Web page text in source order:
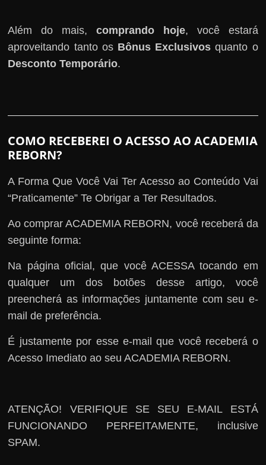
Além do mais, comprando hoje, você estará
aproveitando tanto os Bônus Exclusivos quanto o
Desconto Temporário.
COMO RECEBEREI O ACESSO AO ACADEMIA
REBORN?
A Forma Que Você Vai Ter Acesso ao Conteúdo Vai
“Praticamente” Te Obrigar a Ter Resultados.
Ao comprar ACADEMIA REBORN, você receberá da
seguinte forma:
Na página oficial, que você ACESSA tocando em
qualquer um dos botões desse artigo, você
preencherá as informações juntamente com seu e-
mail de preferência.
É justamente por esse e-mail que você receberá o
Acesso Imediato ao seu ACADEMIA REBORN.
ATENÇÃO! VERIFIQUE SE SEU E-MAIL ESTÁ
FUNCIONANDO PERFEITAMENTE, inclusive
SPAM.